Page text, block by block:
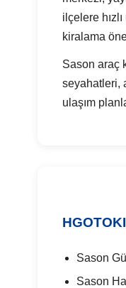
ilçelere
kiralama
Sason araç
seyahatleri,
ulaşım
Sason
Sason